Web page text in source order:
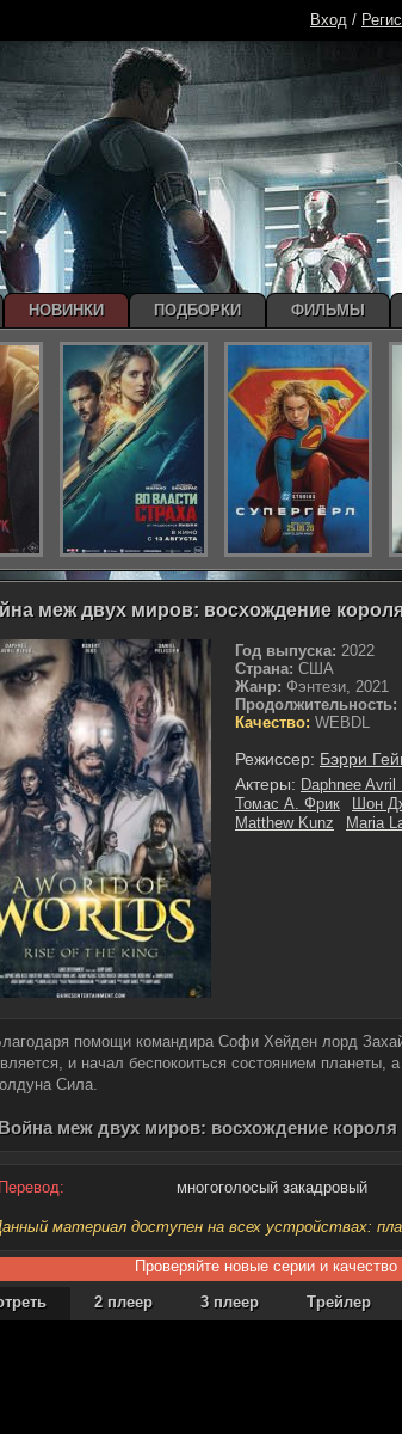
меж двух миров: восхождение
Год выпуска: 2022
Страна: США
Жанр: Фэнтези, 2021
Продолжительность:
Качество: WEBDL
Режиссер: Бэрри
Актеры: Daphnee Avril
Томас А. Фрик
Шон
Matthew Kunz
Maria
помощи командира Софи Хейден лорд
и начал беспокоиться состоянием планеты,
Сила.
Война меж двух миров: восхождение короля
Перевод: многоголосый закадровый
материал доступен на всех устройствах:
Проверяйте новые серии и
2 плеер 3 плеер Трейлер
Вход /
НОВИНКИ ПОДБОРКИ ФИЛЬМЫ